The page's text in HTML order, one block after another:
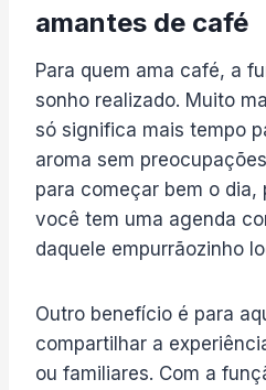
amantes de café
Para quem ama café, a
sonho realizado. Muito
só significa mais tempo
aroma sem
para começar bem o dia,
você tem uma agenda
daquele empurrãozinho
Outro benefício é para
compartilhar a
ou familiares. Com a